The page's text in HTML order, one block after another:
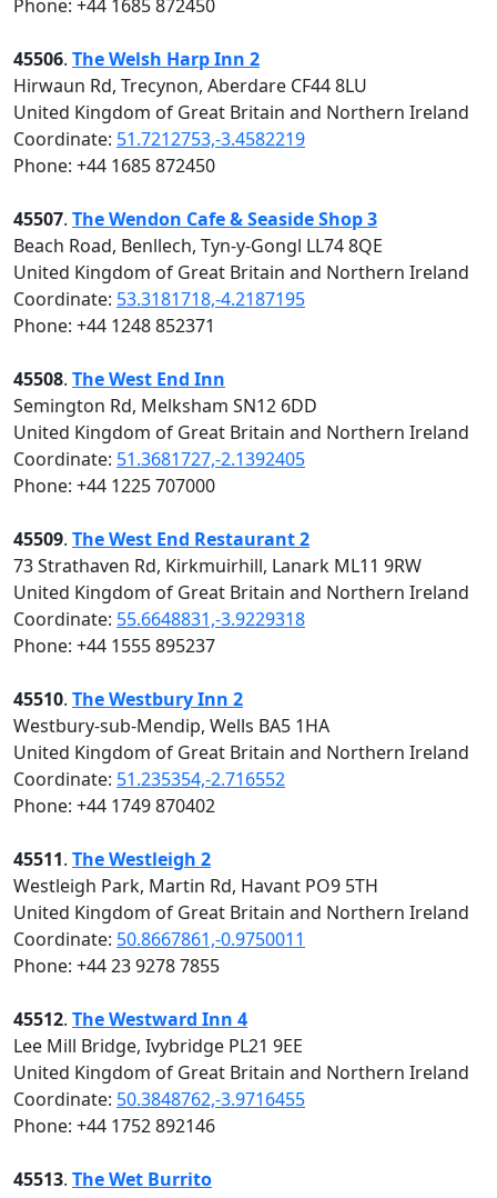
Phone: +44 1685 872450
45506. The Welsh Harp Inn 2
Hirwaun Rd, Trecynon, Aberdare CF44 8LU
United Kingdom of Great Britain and Northern Ireland
Coordinate: 51.7212753,-3.4582219
Phone: +44 1685 872450
45507. The Wendon Cafe & Seaside Shop 3
Beach Road, Benllech, Tyn-y-Gongl LL74 8QE
United Kingdom of Great Britain and Northern Ireland
Coordinate: 53.3181718,-4.2187195
Phone: +44 1248 852371
45508. The West End Inn
Semington Rd, Melksham SN12 6DD
United Kingdom of Great Britain and Northern Ireland
Coordinate: 51.3681727,-2.1392405
Phone: +44 1225 707000
45509. The West End Restaurant 2
73 Strathaven Rd, Kirkmuirhill, Lanark ML11 9RW
United Kingdom of Great Britain and Northern Ireland
Coordinate: 55.6648831,-3.9229318
Phone: +44 1555 895237
45510. The Westbury Inn 2
Westbury-sub-Mendip, Wells BA5 1HA
United Kingdom of Great Britain and Northern Ireland
Coordinate: 51.235354,-2.716552
Phone: +44 1749 870402
45511. The Westleigh 2
Westleigh Park, Martin Rd, Havant PO9 5TH
United Kingdom of Great Britain and Northern Ireland
Coordinate: 50.8667861,-0.9750011
Phone: +44 23 9278 7855
45512. The Westward Inn 4
Lee Mill Bridge, Ivybridge PL21 9EE
United Kingdom of Great Britain and Northern Ireland
Coordinate: 50.3848762,-3.9716455
Phone: +44 1752 892146
45513. The Wet Burrito